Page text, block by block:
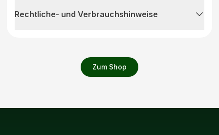
Zum Shop
Rechtliche- und Verbrauchshinweise